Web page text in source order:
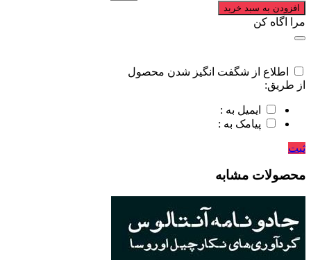
افزودن به سبد خرید
مرا اگاه کن
اطلاع از شگفت انگیز شدن محصول
از طریق:
ایمیل به :
پیامک به :
ثبت
محصولات مشابه